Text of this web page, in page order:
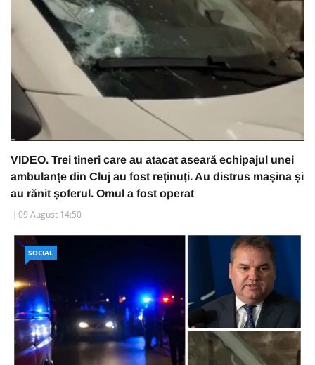
VIDEO. Trei tineri care au atacat aseară echipajul unei
ambulanțe din Cluj au fost reținuți. Au distrus mașina și
au rănit șoferul. Omul a fost operat
09 August 14:50
SOCIAL